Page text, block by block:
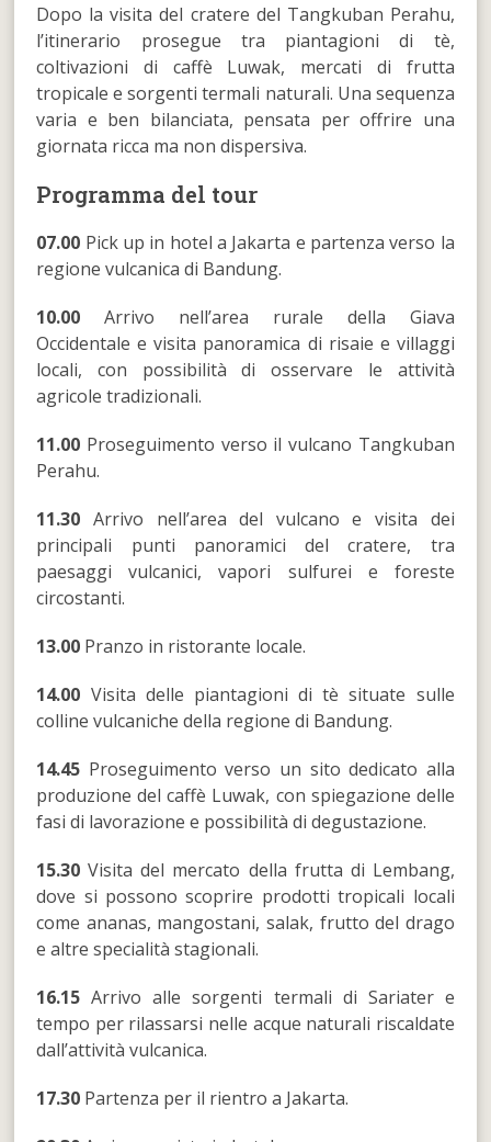
Dopo la visita del cratere del Tangkuban Perahu,
l’itinerario prosegue tra piantagioni di tè,
coltivazioni di caffè Luwak, mercati di frutta
tropicale e sorgenti termali naturali. Una sequenza
varia e ben bilanciata, pensata per offrire una
giornata ricca ma non dispersiva.
Programma del tour
07.00 Pick up in hotel a Jakarta e partenza verso la
regione vulcanica di Bandung.
10.00 Arrivo nell’area rurale della Giava
Occidentale e visita panoramica di risaie e villaggi
locali, con possibilità di osservare le attività
agricole tradizionali.
11.00 Proseguimento verso il vulcano Tangkuban
Perahu.
11.30 Arrivo nell’area del vulcano e visita dei
principali punti panoramici del cratere, tra
paesaggi vulcanici, vapori sulfurei e foreste
circostanti.
13.00 Pranzo in ristorante locale.
14.00 Visita delle piantagioni di tè situate sulle
colline vulcaniche della regione di Bandung.
14.45 Proseguimento verso un sito dedicato alla
produzione del caffè Luwak, con spiegazione delle
fasi di lavorazione e possibilità di degustazione.
15.30 Visita del mercato della frutta di Lembang,
dove si possono scoprire prodotti tropicali locali
come ananas, mangostani, salak, frutto del drago
e altre specialità stagionali.
16.15 Arrivo alle sorgenti termali di Sariater e
tempo per rilassarsi nelle acque naturali riscaldate
dall’attività vulcanica.
17.30 Partenza per il rientro a Jakarta.